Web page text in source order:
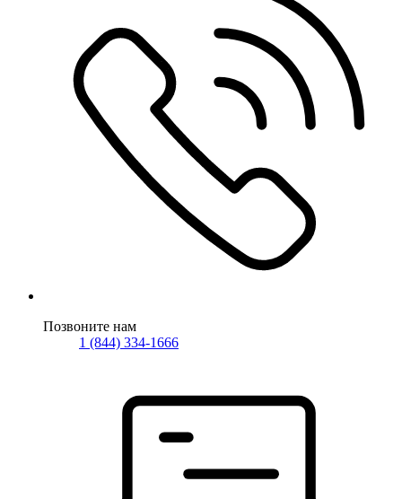
Позвоните нам
1 (844) 334-1666